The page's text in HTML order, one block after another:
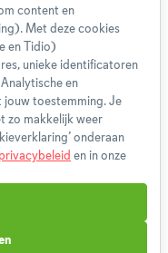
content en
Met deze cookies
en Tidio)
unieke identificatoren
en
jouw toestemming. Je
zo makkelijk weer
onderaan
privacybeleid en in onze